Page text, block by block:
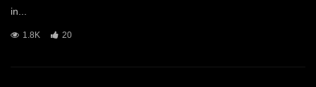
in...
1.8K 20